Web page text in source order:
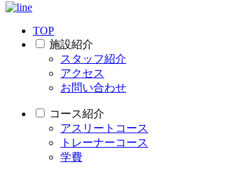
TOP
施設紹介
スタッフ紹介
アクセス
お問い合わせ
コース紹介
アスリートコース
トレーナーコース
学費